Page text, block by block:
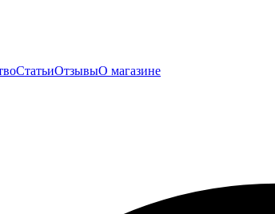
СтатьиОтзывыО магазине